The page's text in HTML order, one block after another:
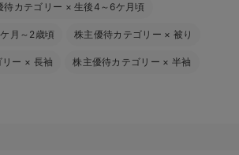
待カテゴリー ×生後4～6ケ月頃
月～2歳頃 株主優待カテゴリー × 被り
ー × 長袖 株主優待カテゴリー × 半袖